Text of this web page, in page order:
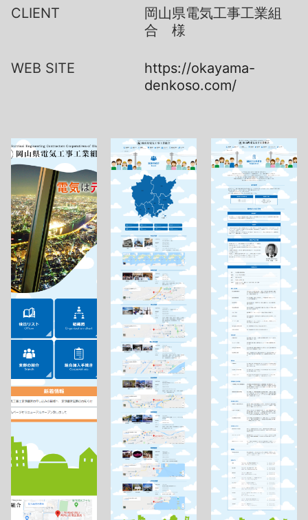
CLIENT
岡山県電気工事工業組
合 様
WEB SITE
https://okayama-
denkoso.com/